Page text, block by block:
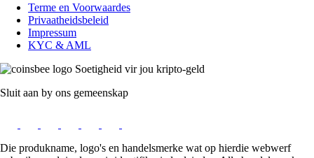
Terme en Voorwaardes
Privaatheidsbeleid
Impressum
KYC & AML
Soetigheid vir jou kripto-geld
Sluit aan by ons gemeenskap
Die produkname, logo's en handelsmerke wat op hierdie webwerf